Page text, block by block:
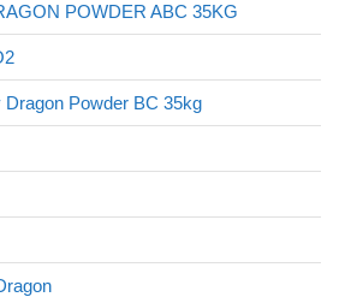
POWDER ABC 35KG
Powder BC 35kg